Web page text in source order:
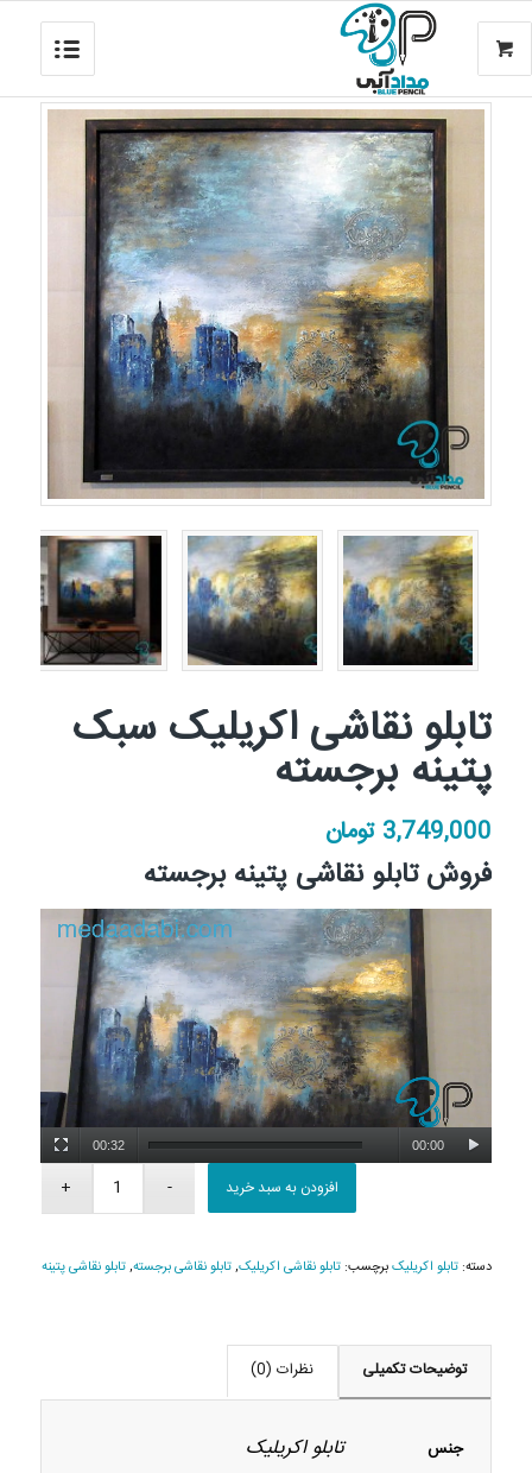
تابلو نقاشی اکریلیک سبک
پتینه برجسته
3,749,000 تومان
فروش تابلو نقاشی پتینه برجسته
00:00
00:32
افزودن به سبد خرید
دسته: تابلو اکریلیکبرچسب: تابلو نقاشی اکریلیک,تابلو نقاشی برجسته,تابلو نقاشی پتینه
توضیحات تکمیلی نظرات (0)
جنس تابلو اکریلیک